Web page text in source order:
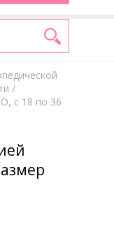
/
с 18 по 36